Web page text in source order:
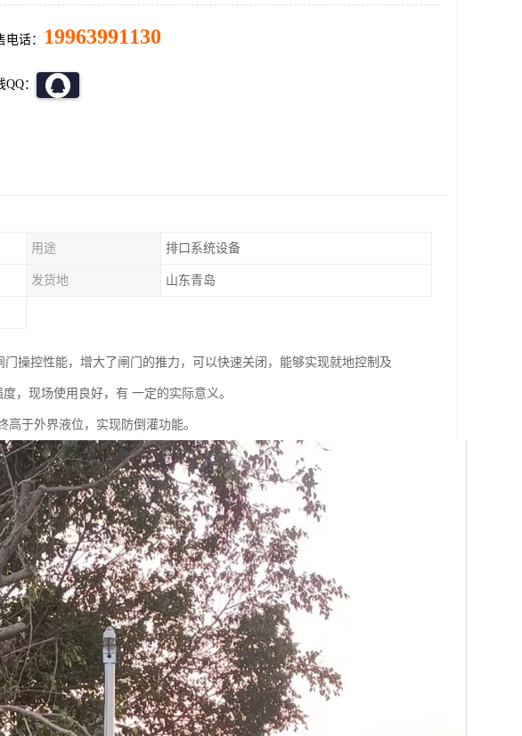
电话： 19963991130
QQ：
用途 排口系统设备
发货地 山东青岛
操控性能，增大了闸门的推力，可以快速关闭，能够实现就地控制及
，现场使用良好，有 一定的实际意义。
于外界液位，实现防倒灌功能。